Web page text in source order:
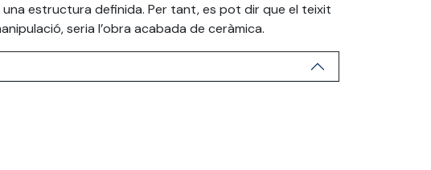
una estructura definida. Per tant, es pot dir que el teixit
seria l’obra acabada de ceràmica.